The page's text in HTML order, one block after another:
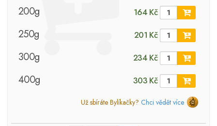
200g 164 Kč
250g 201 Kč
300g 234 Kč
400g 303 Kč
Už sbíráte Bylíkačky? Chci vědět více